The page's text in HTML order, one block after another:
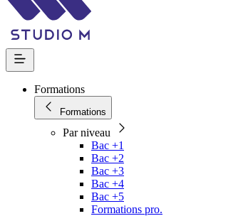
Formations
Formations
Par niveau
Bac +1
Bac +2
Bac +3
Bac +4
Bac +5
Formations pro.